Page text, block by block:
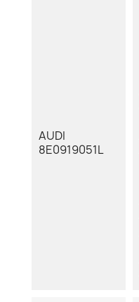
AUDI
8E0919051L